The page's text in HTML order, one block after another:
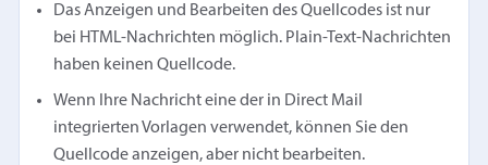
Das Anzeigen und Bearbeiten des Quellcodes ist nur
bei HTML-Nachrichten möglich. Plain-Text-Nachrichten
haben keinen Quellcode.
Wenn Ihre Nachricht eine der in Direct Mail
integrierten Vorlagen verwendet, können Sie den
Quellcode anzeigen, aber nicht bearbeiten.